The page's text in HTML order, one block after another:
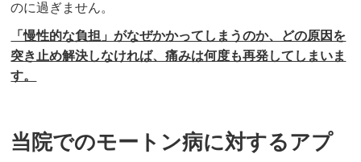
のに過ぎません。
「慢性的な負担」がなぜかかってしまうのか、どの原因を
突き止め解決しなければ、痛みは何度も再発してしまいま
す。
当院でのモートン病に対するアプ